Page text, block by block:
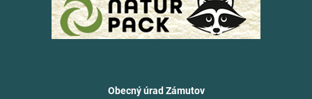
Obecný úrad Zámutov